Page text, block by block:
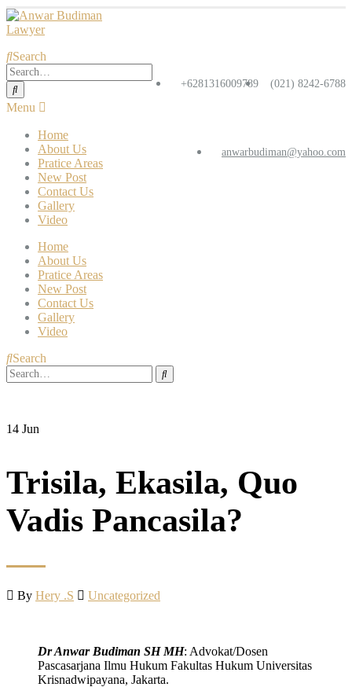
(021) 8242-6788
+6281316009789
anwarbudiman@yahoo.com
Search
Home
About Us
Pratice Areas
New Post
Contact Us
Gallery
Video
Home
About Us
Pratice Areas
New Post
Contact Us
Gallery
Video
Search
14 Jun
Trisila, Ekasila, Quo
Vadis Pancasila?
By Hery .S Uncategorized
Dr Anwar Budiman SH MH: Advokat/Dosen
Pascasarjana Ilmu Hukum Fakultas Hukum Universitas
Krisnadwipayana, Jakarta.